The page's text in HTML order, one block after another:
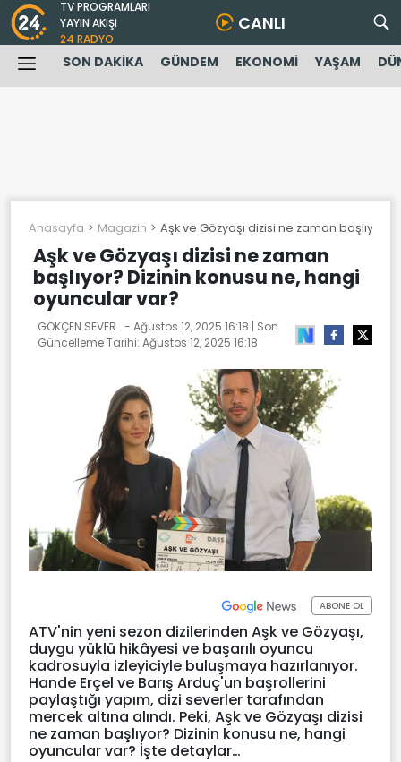
TV PROGRAMLARI
YAYIN AKIŞI
24 RADYO
CANLI
SON DAKİKA GÜNDEM EKONOMİ YAŞAM
Anasayfa Magazin Aşk ve Gözyaşı dizisi ne zaman
Aşk ve Gözyaşı dizisi ne zaman
başlıyor? Dizinin konusu ne, hangi
oyuncular var?
GÖKÇEN SEVER . - Ağustos 12, 2025 16:18 | Son
Güncelleme Tarihi: Ağustos 12, 2025 16:18
ABONE OL
ATV'nin yeni sezon dizilerinden Aşk ve Gözyaşı,
duygu yüklü hikâyesi ve başarılı oyuncu
kadrosuyla izleyiciyle buluşmaya hazırlanıyor.
Hande Erçel ve Barış Arduç'un başrollerini
paylaştığı yapım, dizi severler tarafından
mercek altına alındı. Peki, Aşk ve Gözyaşı dizisi
ne zaman başlıyor? Dizinin konusu ne, hangi
oyuncular var? İşte detaylar…